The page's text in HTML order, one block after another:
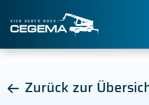
Zurück zur